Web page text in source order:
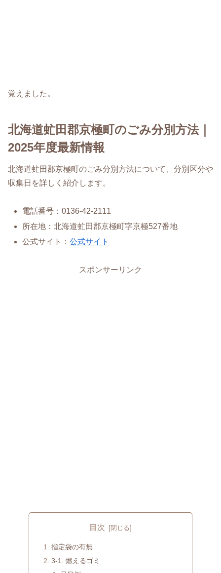
覚えました。
北海道虻田郡京極町のごみ分別方法｜
2025年度最新情報
北海道虻田郡京極町のごみ分別方法について、分別区分や
収集日を詳しく紹介します。
電話番号：0136-42-2111
所在地：北海道虻田郡京極町字京極527番地
公式サイト：公式サイト
スポンサーリンク
目次
指定袋の有無
3-1. 燃えるゴミ